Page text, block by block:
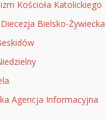
Kościoła Katolickiego
Bielsko-Żywiecka
Agencja Informacyjna